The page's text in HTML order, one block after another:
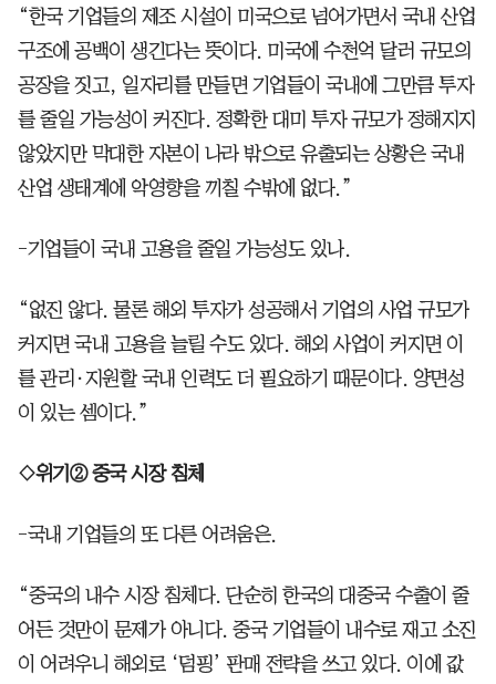
“한국 기업들의 제조 시설이 미국으로 넘어가면서 국내 산업
구조에 공백이 생긴다는 뜻이다. 미국에 수천억 달러 규모의
공장을 짓고, 일자리를 만들면 기업들이 국내에 그만큼 투자
를 줄일 가능성이 커진다. 정확한 대미 투자 규모가 정해지지
않았지만 막대한 자본이 나라 밖으로 유출되는 상황은 국내
산업 생태계에 악영향을 끼칠 수밖에 없다.”
-기업들이 국내 고용을 줄일 가능성도 있나.
“없진 않다. 물론 해외 투자가 성공해서 기업의 사업 규모가
커지면 국내 고용을 늘릴 수도 있다. 해외 사업이 커지면 이
를 관리·지원할 국내 인력도 더 필요하기 때문이다. 양면성
이 있는 셈이다.”
◇위기② 중국 시장 침체
-국내 기업들의 또 다른 어려움은.
“중국의 내수 시장 침체다. 단순히 한국의 대중국 수출이 줄
어든 것만이 문제가 아니다. 중국 기업들이 내수로 재고 소진
이 어려우니 해외로 ‘덤핑’ 판매 전략을 쓰고 있다. 이에 값